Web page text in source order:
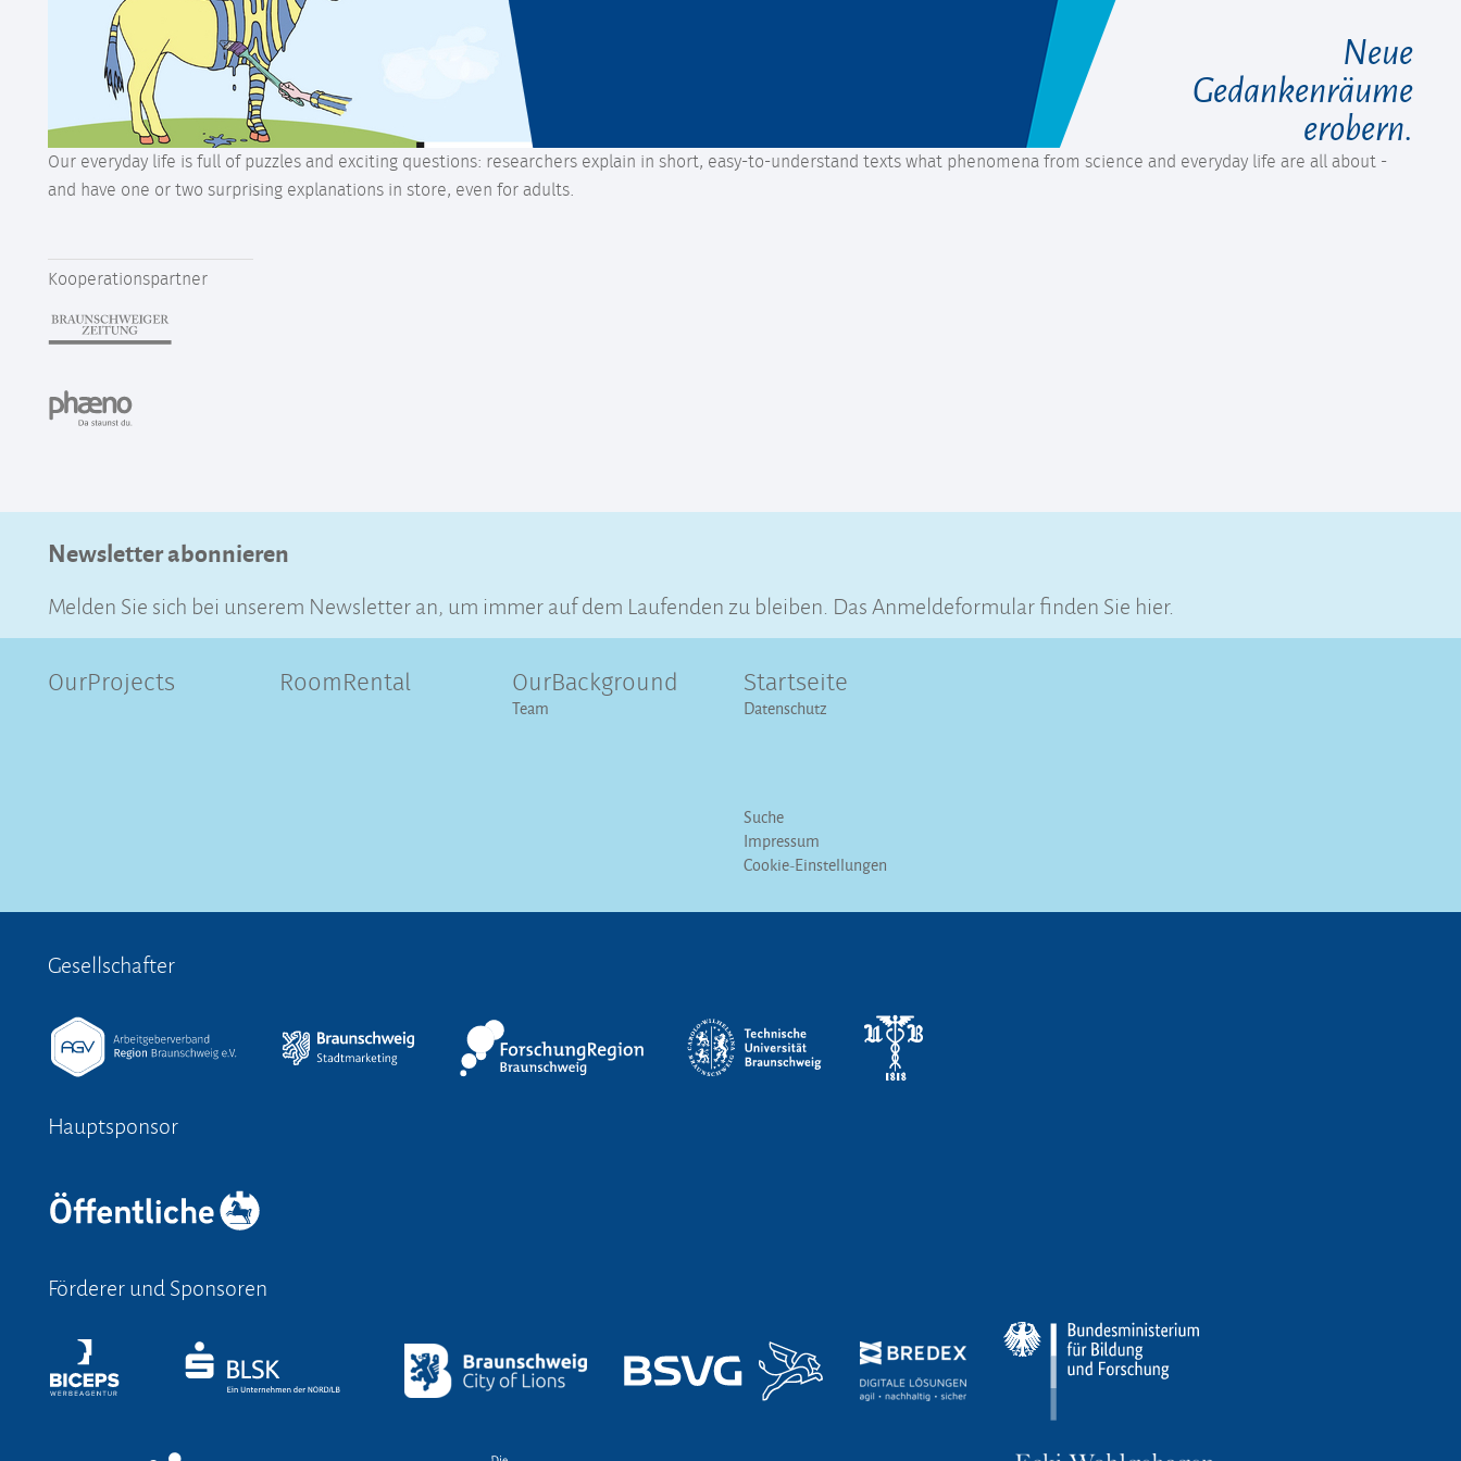
Neue
Gedankenräume
erobern.
Our everyday life is full of puzzles and exciting questions: researchers explain in short, easy-to-understand texts what phenomena from science and everyday life are all about -
and have one or two surprising explanations in store, even for adults.
Kooperationspartner
Newsletter abonnieren
Melden Sie sich bei unserem Newsletter an, um immer auf dem Laufenden zu bleiben. Das Anmeldeformular finden Sie hier.
OurProjects RoomRental OurBackground
Team
Startseite
Datenschutz
Suche
Impressum
Cookie-Einstellungen
Gesellschafter
Hauptsponsor
Förderer und Sponsoren